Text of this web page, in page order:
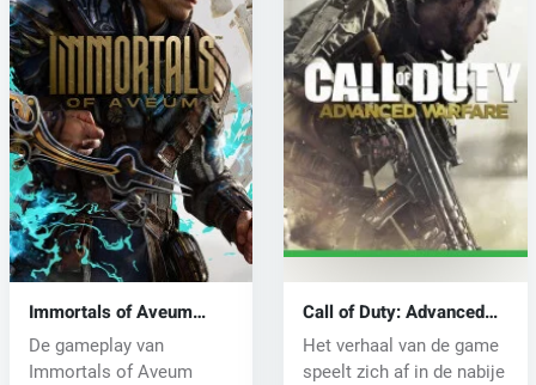
Immortals of Aveum
(Xbox One) key
De gameplay van
Immortals of Aveum
Call of Duty: Advanced
Warfare (Xbox One) key
Het verhaal van de game
speelt zich af in de nabije